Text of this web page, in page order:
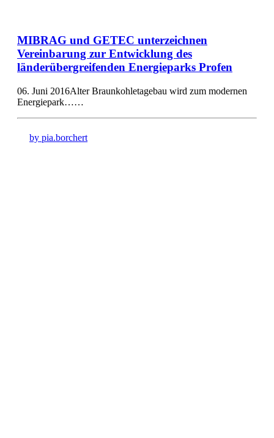
MIBRAG und GETEC unterzeichnen
Vereinbarung zur Entwicklung des
länderübergreifenden Energieparks Profen
06. Juni 2016Alter Braunkohletagebau wird zum modernen
Energiepark……
by pia.borchert